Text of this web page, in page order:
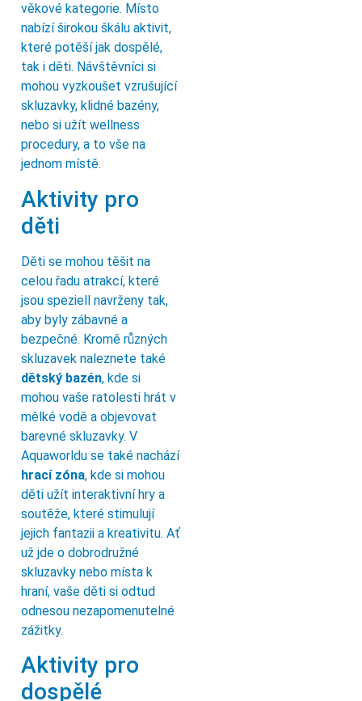
věkové kategorie. Místo
nabízí širokou škálu aktivit,
které potěší jak dospělé,
tak i děti. Návštěvníci si
mohou vyzkoušet vzrušující
skluzavky, klidné bazény,
nebo si užít wellness
procedury, a to vše na
jednom místě.
Aktivity pro
děti
Děti se mohou těšit na
celou řadu atrakcí, které
jsou speziell navrženy tak,
aby byly zábavné a
bezpečné. Kromě různých
skluzavek naleznete také
dětský bazén, kde si
mohou vaše ratolesti hrát v
mělké vodě a objevovat
barevné skluzavky. V
Aquaworldu se také nachází
hrací zóna, kde si mohou
děti užít interaktivní hry a
soutěže, které stimulují
jejich fantazii a kreativitu. Ať
už jde o dobrodružné
skluzavky nebo místa k
hraní, vaše děti si odtud
odnesou nezapomenutelné
zážitky.
Aktivity pro
dospělé